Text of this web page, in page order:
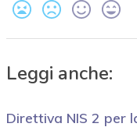
Leggi anche:
Direttiva NIS 2 per